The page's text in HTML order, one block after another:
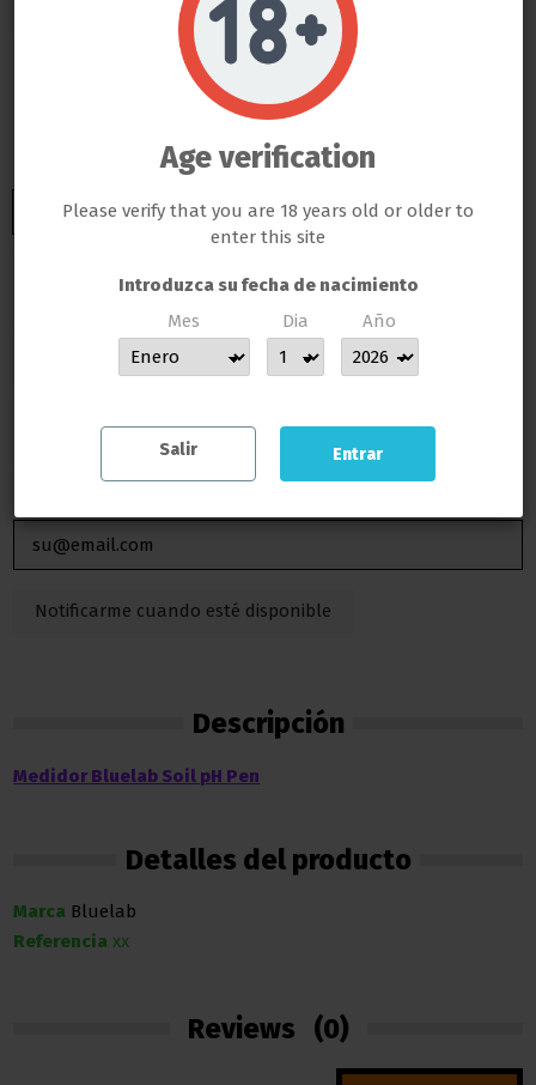
Bluelab Power Relay R4
Bluelab Power Relay R4
Añadir al carrito
Descripción
Medidor Bluelab Soil pH Pen
Detalles del producto
Marca Bluelab
Referencia xx
Reviews (0)
Age verification
Please verify that you are 18 years old or older to
enter this site
Introduzca su fecha de nacimiento
Mes
Dia Año
Salir Entrar
LLAMAS GROW NO VENDE ABSOLUTAMENTE NINGÚN PRODUCTO QUE ESTE FUERA DE LA LEY
TODOS LOS PRODUCTOS QUE SE VENDEN EN ESTA WEB SON EXCLUSIVAMENTE PARA LA HORTICULTURA
PROFESIONAL
GERMINAR NI CULTIVAR, SI ALGÚN CLIENTE DE LLAMAS GROW NO RESPETA LA LEY SERÁ BAJO SU
RESPONSABILIDAD
MUCHAS GRACIAS POR CONFIAR EN LLAMAS GROW